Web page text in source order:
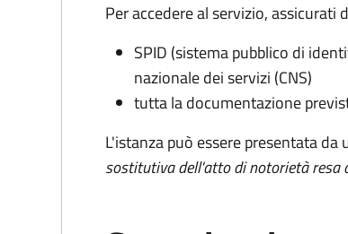
Per accedere al servizio, assicurati
SPID (sistema pubblico di
nazionale dei servizi (CNS)
tutta la documentazione
L'istanza può essere presentata
sostitutiva dell'atto di notorietà resa